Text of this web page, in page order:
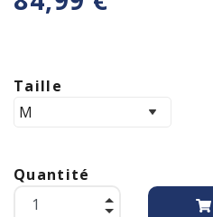
Taille
Quantité